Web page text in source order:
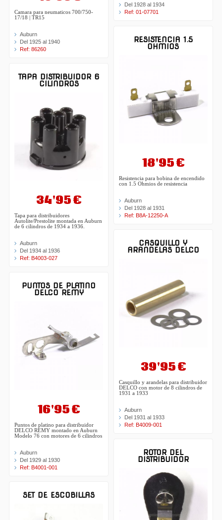
Camara para neumaticos 700/750-
17/18 | TR15
Auburn
Del 1925 al 1940
Ref: 86260
TAPA DISTRIBUIDOR 6
CILINDROS
34'95 €
Tapa para distribuidores
Autolite/Prestolite montada en Auburn
de 6 cilindros de 1934 a 1936.
Auburn
Del 1934 al 1936
Ref: B4003-027
PUNTOS DE PLATINO
DELCO REMY
16'95 €
Puntos de platino para distribuidor
DELCO REMY montado en Auburn
Modelo 76 con motores de 6 cilindros
Auburn
Del 1929 al 1930
Ref: B4001-001
SET DE ESCOBILLAS
Del 1928 al 1934
Ref: 01-07701
RESISTENCIA 1.5
OHMIOS
18'95 €
Resistencia para bobina de encendido
con 1.5 Ohmios de resistencia
Auburn
Del 1928 al 1931
Ref: B8A-12250-A
CASQUILLO Y
ARANDELAS DELCO
39'95 €
Casquillo y arandelas para distribuidor
DELCO con motor de 8 cilindros de
1931 a 1933
Auburn
Del 1931 al 1933
Ref: B4009-001
ROTOR DEL
DISTRIBUIDOR